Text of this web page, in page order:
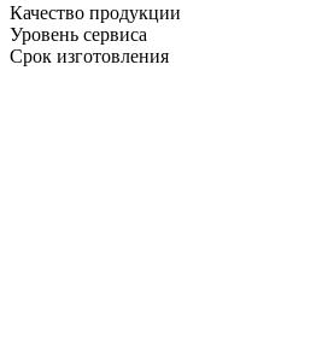
Качество продукции
Уровень сервиса
Срок изготовления